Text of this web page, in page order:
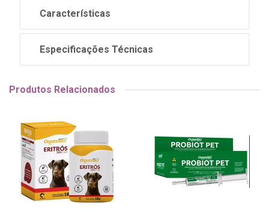
Características
Especificações Técnicas
Produtos Relacionados